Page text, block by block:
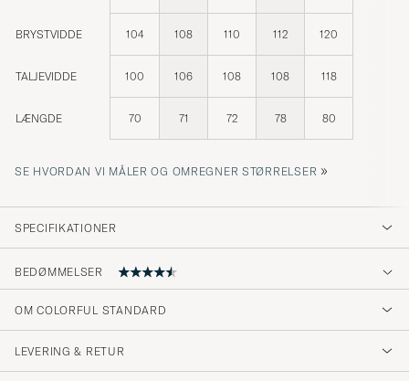
BRYSTVIDDE 104 108 110 112 120
TALJEVIDDE 100 106 108 108 118
LÆNGDE 70 71 72 78 80
SE HVORDAN VI MÅLER OG OMREGNER STØRRELSER »
SPECIFIKATIONER
BEDØMMELSER
4.6
OM COLORFUL STANDARD
LEVERING & RETUR